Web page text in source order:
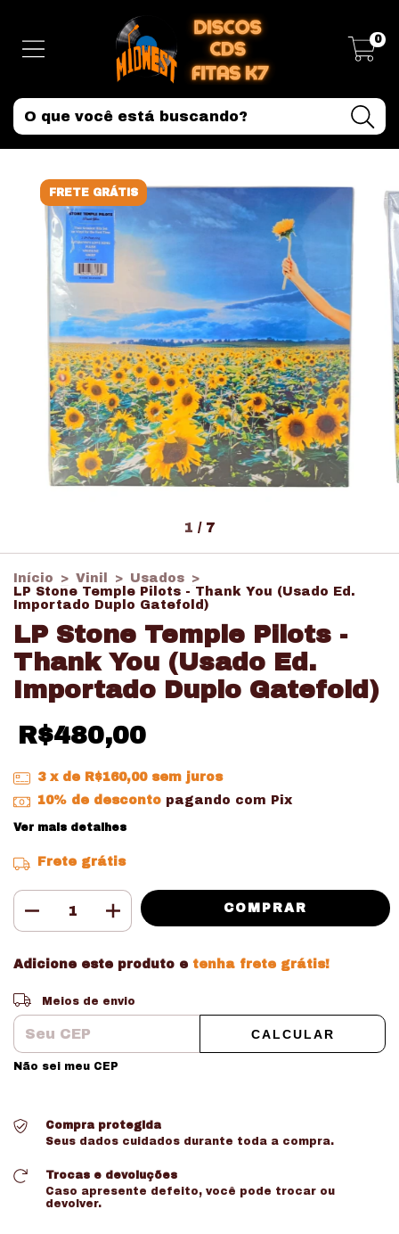
0
FRETE GRÁTIS
1 / 7
Início > Vinil > Usados >
LP Stone Temple Pilots - Thank You (Usado Ed.
Importado Duplo Gatefold)
LP Stone Temple Pilots -
Thank You (Usado Ed.
Importado Duplo Gatefold)
R$480,00
3 x de R$160,00 sem juros
10% de descontopagando com Pix
Ver mais detalhes
Frete grátis
Adicione este produto e tenha frete grátis!
Entregas para o CEP:
Meios de envio
CALCULAR
Não sei meu CEP
Compra protegida
Seus dados cuidados durante toda a compra.
Trocas e devoluções
Caso apresente defeito, você pode trocar ou
devolver.